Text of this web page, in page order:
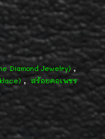
Diamond Jewelry) ,
, สร้อยคอเพชร